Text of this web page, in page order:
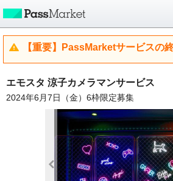
【重要】PassMarketサービスの
エモスタ 涼子カメラマンサービス
2024年6月7日（金）6枠限定募集